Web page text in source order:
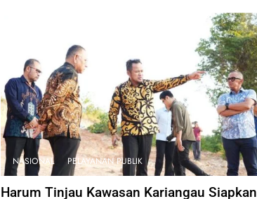
NASIONAL PELAYANAN PUBLIK
Harum Tinjau Kawasan Kariangau Siapkan